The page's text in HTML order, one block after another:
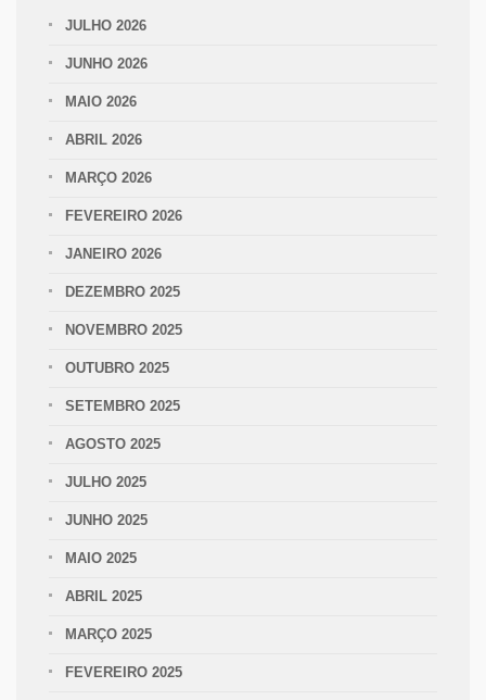
JULHO 2026
JUNHO 2026
MAIO 2026
ABRIL 2026
MARÇO 2026
FEVEREIRO 2026
JANEIRO 2026
DEZEMBRO 2025
NOVEMBRO 2025
OUTUBRO 2025
SETEMBRO 2025
AGOSTO 2025
JULHO 2025
JUNHO 2025
MAIO 2025
ABRIL 2025
MARÇO 2025
FEVEREIRO 2025